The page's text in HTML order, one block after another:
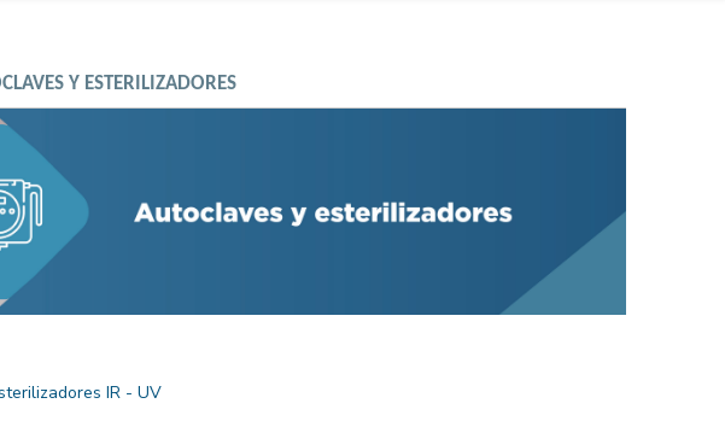
Y ESTERILIZADORES
IR - UV